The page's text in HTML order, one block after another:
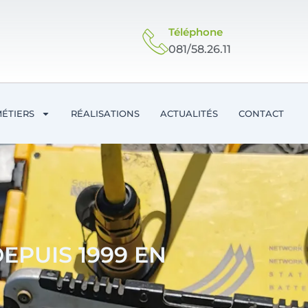
Téléphone
081/58.26.11
RÉALISATIONS ACTUALITÉS CONTACT
1999 EN